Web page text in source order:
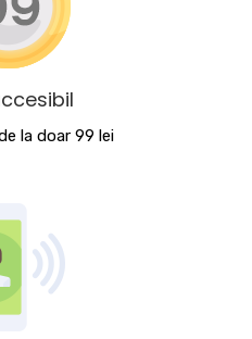
la doar 99 lei